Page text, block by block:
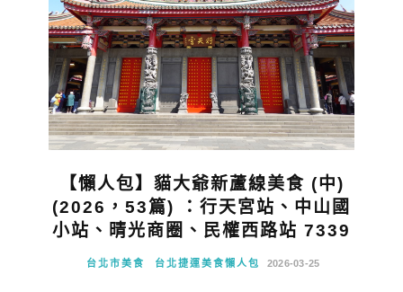
【懶人包】貓大爺新蘆線美食 (中)
(2026，53篇) ：行天宮站、中山國
小站、晴光商圈、民權西路站 7339
台北市美食 台北捷運美食懶人包 2026-03-25